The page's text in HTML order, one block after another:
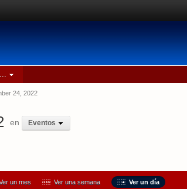
24, 2022
en Eventos
un mes Ver una semana Ver un día